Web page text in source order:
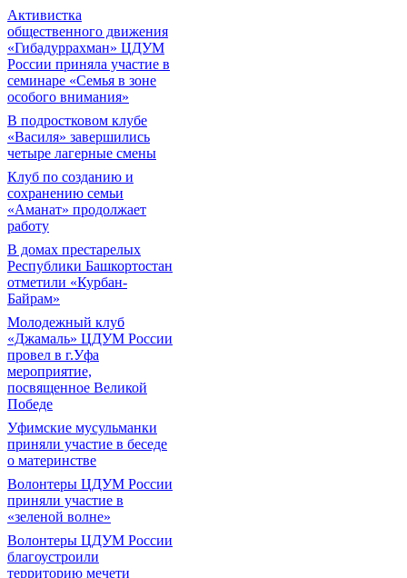
Активистка
общественного движения
«Гибадуррахман» ЦДУМ
России приняла участие в
семинаре «Семья в зоне
особого внимания»
В подростковом клубе
«Василя» завершились
четыре лагерные смены
Клуб по созданию и
сохранению семьи
«Аманат» продолжает
работу
В домах престарелых
Республики Башкортостан
отметили «Курбан-
Байрам»
Молодежный клуб
«Джамаль» ЦДУМ России
провел в г.Уфа
мероприятие,
посвященное Великой
Победе
Уфимские мусульманки
приняли участие в беседе
о материнстве
Волонтеры ЦДУМ России
приняли участие в
«зеленой волне»
Волонтеры ЦДУМ России
благоустроили
территорию мечети